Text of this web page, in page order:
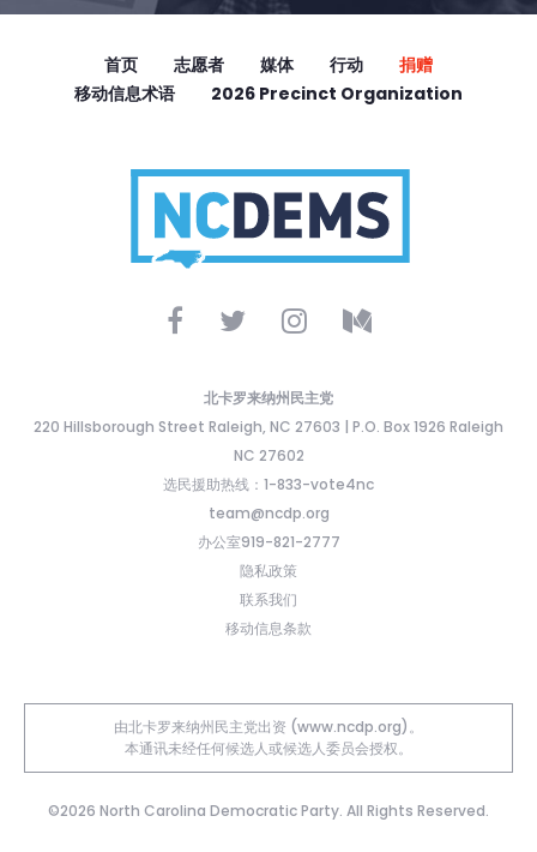
首页 志愿者 媒体 行动
捐赠
移动信息术语
2026 Precinct Organization
北卡罗来纳州民主党
220 Hillsborough Street Raleigh, NC 27603 | P.O. Box 1926 Raleigh
NC 27602
选民援助热线：1-833-vote4nc
team@ncdp.org
办公室919-821-2777
隐私政策
联系我们
移动信息条款
由北卡罗来纳州民主党出资 (www.ncdp.org)。
本通讯未经任何候选人或候选人委员会授权。
©2026 North Carolina Democratic Party. All Rights Reserved.